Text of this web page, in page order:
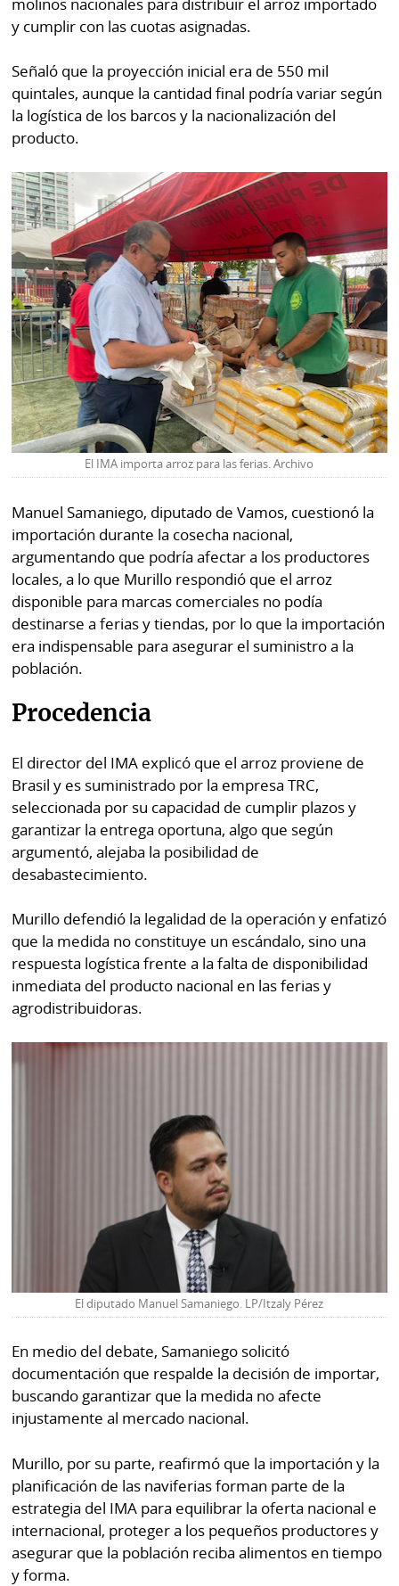
y cumplir con las cuotas asignadas.
Señaló que la proyección inicial era de 550 mil
quintales, aunque la cantidad final podría variar según
la logística de los barcos y la nacionalización del
producto.
El IMA importa arroz para las ferias. Archivo
Manuel Samaniego, diputado de Vamos, cuestionó la
importación durante la cosecha nacional,
argumentando que podría afectar a los productores
locales, a lo que Murillo respondió que el arroz
disponible para marcas comerciales no podía
destinarse a ferias y tiendas, por lo que la importación
era indispensable para asegurar el suministro a la
población.
Procedencia
El director del IMA explicó que el arroz proviene de
Brasil y es suministrado por la empresa TRC,
seleccionada por su capacidad de cumplir plazos y
garantizar la entrega oportuna, algo que según
argumentó, alejaba la posibilidad de
desabastecimiento.
Murillo defendió la legalidad de la operación y enfatizó
que la medida no constituye un escándalo, sino una
respuesta logística frente a la falta de disponibilidad
inmediata del producto nacional en las ferias y
agrodistribuidoras.
El diputado Manuel Samaniego. LP/Itzaly Pérez
En medio del debate, Samaniego solicitó
documentación que respalde la decisión de importar,
buscando garantizar que la medida no afecte
injustamente al mercado nacional.
Murillo, por su parte, reafirmó que la importación y la
planificación de las naviferias forman parte de la
estrategia del IMA para equilibrar la oferta nacional e
internacional, proteger a los pequeños productores y
asegurar que la población reciba alimentos en tiempo
y forma.